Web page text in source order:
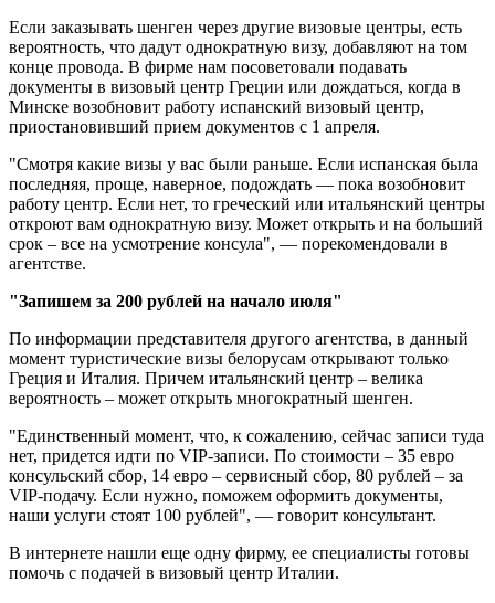
Если заказывать шенген через другие визовые центры, есть
вероятность, что дадут однократную визу, добавляют на том
конце провода. В фирме нам посоветовали подавать
документы в визовый центр Греции или дождаться, когда в
Минске возобновит работу испанский визовый центр,
приостановивший прием документов с 1 апреля.
"Смотря какие визы у вас были раньше. Если испанская была
последняя, проще, наверное, подождать — пока возобновит
работу центр. Если нет, то греческий или итальянский центры
откроют вам однократную визу. Может открыть и на больший
срок – все на усмотрение консула", — порекомендовали в
агентстве.
"Запишем за 200 рублей на начало июля"
По информации представителя другого агентства, в данный
момент туристические визы белорусам открывают только
Греция и Италия. Причем итальянский центр – велика
вероятность – может открыть многократный шенген.
"Единственный момент, что, к сожалению, сейчас записи туда
нет, придется идти по VIP-записи. По стоимости – 35 евро
консульский сбор, 14 евро – сервисный сбор, 80 рублей – за
VIP-подачу. Если нужно, поможем оформить документы,
наши услуги стоят 100 рублей", — говорит консультант.
В интернете нашли еще одну фирму, ее специалисты готовы
помочь с подачей в визовый центр Италии.